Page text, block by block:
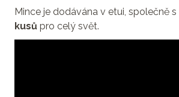
Mince je dodávána v etui, společně s
kusů pro celý svět.